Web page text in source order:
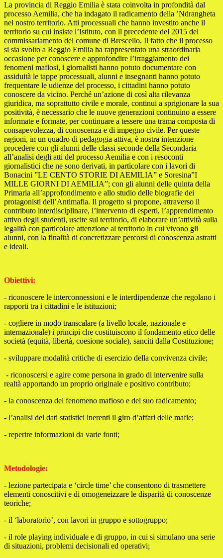
La provincia di Reggio Emilia è stata coinvolta in profondità dal
processo Aemilia, che ha indagato il radicamento della ’Ndrangheta
nel nostro territorio. Atti processuali che hanno investito anche il
territorio su cui insiste l’Istituto, con il precedente del 2015 del
commissariamento del comune di Brescello. Il fatto che il processo
si sia svolto a Reggio Emilia ha rappresentato una straordinaria
occasione per conoscere e approfondire l’irraggiamento dei
fenomeni mafiosi, i giornalisti hanno potuto documentare con
assiduità le tappe processuali, alunni e insegnanti hanno potuto
frequentare le udienze del processo, i cittadini hanno potuto
conoscere da vicino. Perché un’azione di così alta rilevanza
giuridica, ma soprattutto civile e morale, continui a sprigionare la sua
positività, è necessario che le nuove generazioni continuino a essere
informate e formate, per continuare a tessere una trama composta di
consapevolezza, di conoscenza e di impegno civile. Per queste
ragioni, in un quadro di pedagogia attiva, è nostra intenzione
procedere con gli alunni delle classi seconde della Secondaria
all’analisi degli atti del processo Aemilia e con i resoconti
giornalistici che ne sono derivati, in particolare con i lavori di
Bonacini ”LE CENTO STORIE DI AEMILIA” e Soresina”I
MILLE GIORNI DI AEMILIA”; con gli alunni delle quinta della
Primaria all’approfondimento e allo studio delle biografie dei
protagonisti dell’Antimafia. Il progetto si propone, attraverso il
contributo interdisciplinare, l’intervento di esperti, l’apprendimento
attivo degli studenti, uscite sul territorio, di elaborare un’attività sulla
legalità con particolare attenzione al territorio in cui vivono gli
alunni, con la finalità di concretizzare percorsi di conoscenza astratti
e ideali.
Obiettivi:
- riconoscere le interconnessioni e le interdipendenze che regolano i
rapporti tra i cittadini e le istituzioni;
- cogliere in modo transcalare (a livello locale, nazionale e
internazionale) i principi che costituiscono il fondamento etico delle
società (equità, libertà, coesione sociale), sanciti dalla Costituzione;
- sviluppare modalità critiche di esercizio della convivenza civile;
- riconoscersi e agire come persona in grado di intervenire sulla
realtà apportando un proprio originale e positivo contributo;
- la conoscenza del fenomeno mafioso e del suo radicamento;
- l’analisi dei dati statistici inerenti il giro d’affari delle mafie;
- reperire informazioni da varie fonti;
Metodologie:
- lezione partecipata e ‘circle time’ che consentono di trasmettere
elementi conoscitivi e di omogeneizzare le disparità di conoscenze
teoriche;
- il ‘laboratorio’, con lavori in gruppo e sottogruppo;
- il role playing individuale e di gruppo, in cui si simulano una serie
di situazioni, problemi decisionali ed operativi;